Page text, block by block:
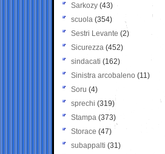
Sarkozy (43)
scuola (354)
Sestri Levante (2)
Sicurezza (452)
sindacati (162)
Sinistra arcobaleno (11)
Soru (4)
sprechi (319)
Stampa (373)
Storace (47)
subappalti (31)